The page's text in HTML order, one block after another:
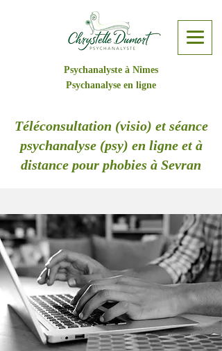
Psychanalyste à Nîmes
Psychanalyse en ligne
Téléconsultation (visio) et séance
psychanalyse (psy) en ligne et à
distance pour phobies à Sevran